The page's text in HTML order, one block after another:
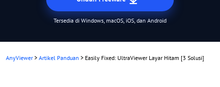
Tersedia di Windows, macOS, iOS, dan Android
AnyViewer > Artikel Panduan > Easily Fixed: UltraViewer Layar Hitam [3 Solusi]